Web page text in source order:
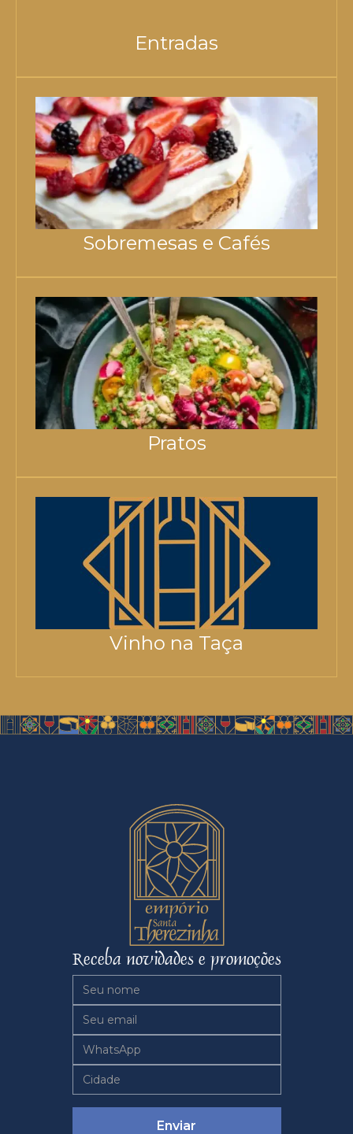
Entradas
Sobremesas e Cafés
Pratos
Vinho na Taça
Receba novidades e promoções